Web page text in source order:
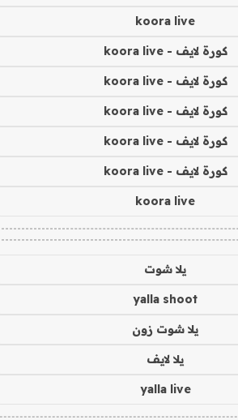
koora live
كورة لايف - koora live
كورة لايف - koora live
كورة لايف - koora live
كورة لايف - koora live
كورة لايف - koora live
koora live
يلا شوت
yalla shoot
يلا شوت زون
يلا لايف
yalla live